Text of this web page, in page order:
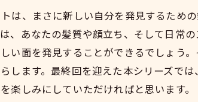
最新トレン
スタイリスト
カットスタイルで
日常に新しい
は、まさに新しい自分を発見するため
、あなたの髪質や顔立ち、そして日常
い面を発見することができるでしょう
します。最終回を迎えた本シリーズで
楽しみにしていただければと思います。